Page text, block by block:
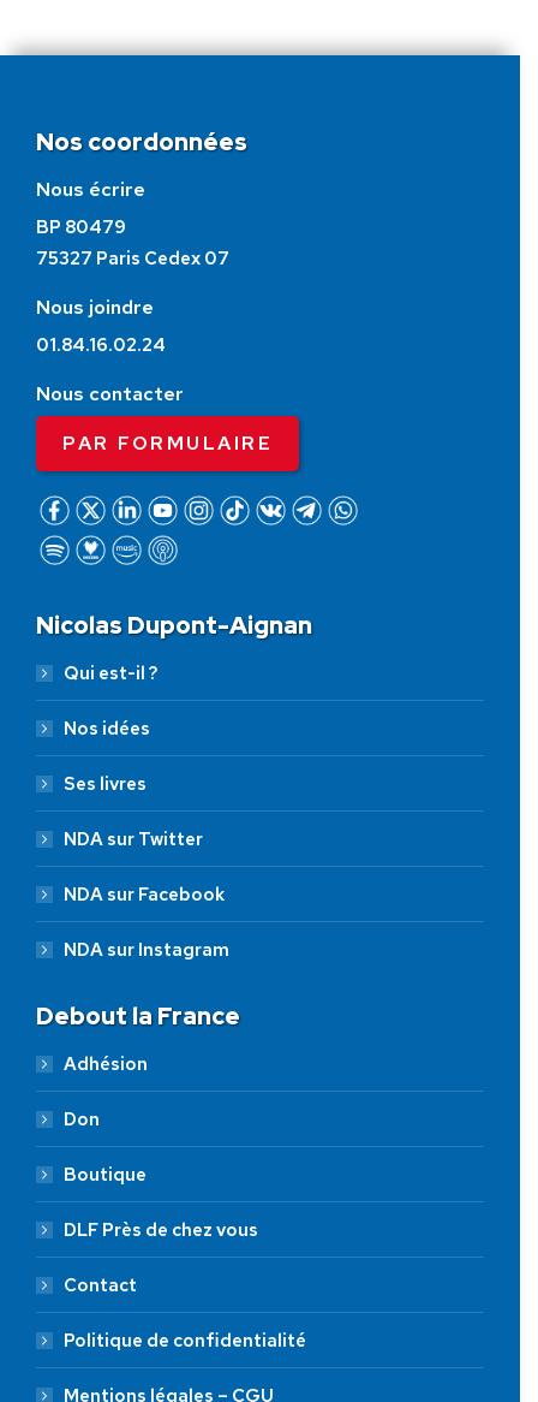
Nos coordonnées
Nous écrire
BP 80479
75327 Paris Cedex 07
Nous joindre
01.84.16.02.24
Nous contacter
PAR FORMULAIRE
Nicolas Dupont-Aignan
Qui est-il ?
Nos idées
Ses livres
NDA sur Twitter
NDA sur Facebook
NDA sur Instagram
Debout la France
Adhésion
Don
Boutique
DLF Près de chez vous
Contact
Politique de confidentialité
Mentions légales – CGU